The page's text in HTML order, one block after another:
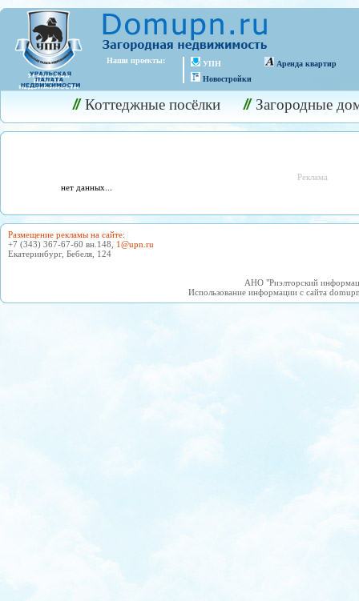
Наши проекты:
УПН
Новостройки
Аренда квартир
Коттеджные посёлки Загородные
Реклама
нет данных...
Размещение рекламы на сайте:
+7 (343) 367-67-60 вн.148, 1@upn.ru
Екатеринбург, Бебеля, 124
АНО "Риэлторский
Использование информации с сайта